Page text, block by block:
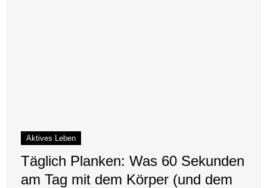
Aktives Leben
Täglich Planken: Was 60 Sekunden
am Tag mit dem Körper (und dem